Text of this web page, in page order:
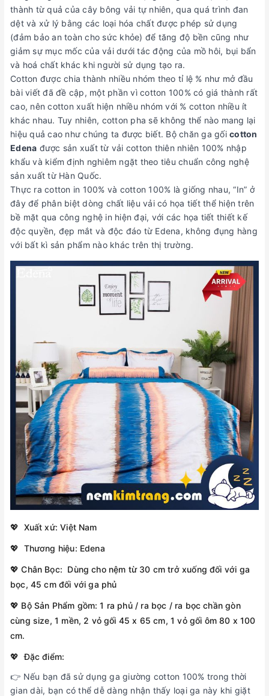
thành từ quả của cây bông vải tự nhiên, qua quá trình đan
dệt và xử lý bằng các loại hóa chất được phép sử dụng
(đảm bảo an toàn cho sức khỏe) để tăng độ bền cũng như
giảm sự mục mốc của vải dưới tác động của mồ hôi, bụi bẩn
và hoá chất khác khi người sử dụng tạo ra.
Cotton được chia thành nhiều nhóm theo tỉ lệ % như mở đầu
bài viết đã đề cập, một phần vì cotton 100% có giá thành rất
cao, nên cotton xuất hiện nhiều nhóm với % cotton nhiều ít
khác nhau. Tuy nhiên, cotton pha sẽ không thể nào mang lại
hiệu quả cao như chúng ta được biết. Bộ chăn ga gối cotton
Edena được sản xuất từ vải cotton thiên nhiên 100% nhập
khẩu và kiểm định nghiêm ngặt theo tiêu chuẩn công nghệ
sản xuất từ Hàn Quốc.
Thực ra cotton in 100% và cotton 100% là giống nhau, “In” ở
đây để phân biệt dòng chất liệu vải có họa tiết thể hiện trên
bề mặt qua công nghệ in hiện đại, với các họa tiết thiết kế
độc quyền, đẹp mắt và độc đáo từ Edena, không đụng hàng
với bất kì sản phẩm nào khác trên thị trường.
💖 Xuất xứ: Việt Nam
💖 Thương hiệu: Edena
💖 Chân Bọc: Dùng cho nệm từ 30 cm trở xuống đối với ga
bọc, 45 cm đối với ga phủ
💖 Bộ Sản Phẩm gồm: 1 ra phủ / ra bọc / ra bọc chần gòn
cùng size, 1 mền, 2 vỏ gối 45 x 65 cm, 1 vỏ gối ôm 80 x 100
cm.
💖 Đặc điểm:
👉 Nếu bạn đã sử dụng ga giường cotton 100% trong thời
gian dài, bạn có thể dễ dàng nhận thấy loại ga này khi giặt